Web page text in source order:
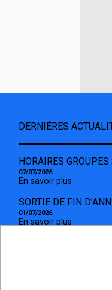
DERNIÈRES
HORAIRES
07/07/2026
En savoir plus
SORTIE DE FIN
01/07/2026
En savoir plus